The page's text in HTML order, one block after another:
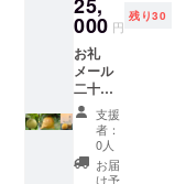
美味し
いです
よ！）
【梨シ
ロップ
につい
て】 内
容物：
新甘泉
（鳥取
いて】
・二十
世紀梨
は駅前
圃場で
収穫し
た梨の
予定で
すが、
収穫量
・お礼
メール
・管理
の近況
報告 ・
支援者
様のお
名前を
鳥取駅
前二十
000 円
残り30
お礼
メール
二十世
紀梨と
新甘泉
の２種
で５kg
を２箱
支援
者：
0人
お届
け予